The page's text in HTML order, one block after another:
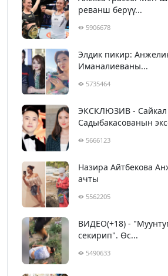
реванш берүү...
5906678
Элдик пикир:
Иманалиеваны...
5735464
ЭКСКЛЮЗИВ - Сайкал
Садыбакасованын
5666123
Назира Айтбекова
ачты
5562205
ВИДЕО(+18) -
секирип". Өс...
5490633